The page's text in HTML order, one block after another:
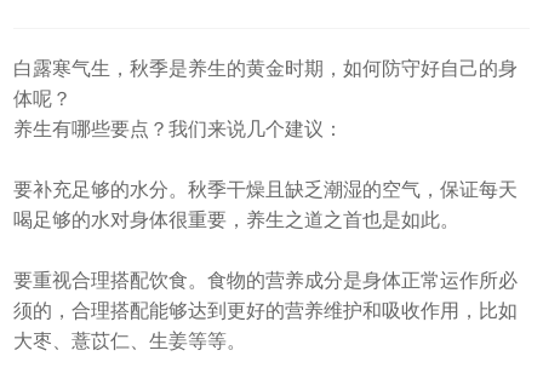
白露寒气生，秋季是养生的黄金时期，如何防守好自己的身
体呢？
养生有哪些要点？我们来说几个建议：
要补充足够的水分。秋季干燥且缺乏潮湿的空气，保证每天
喝足够的水对身体很重要，养生之道之首也是如此。
要重视合理搭配饮食。食物的营养成分是身体正常运作所必
须的，合理搭配能够达到更好的营养维护和吸收作用，比如
大枣、薏苡仁、生姜等等。